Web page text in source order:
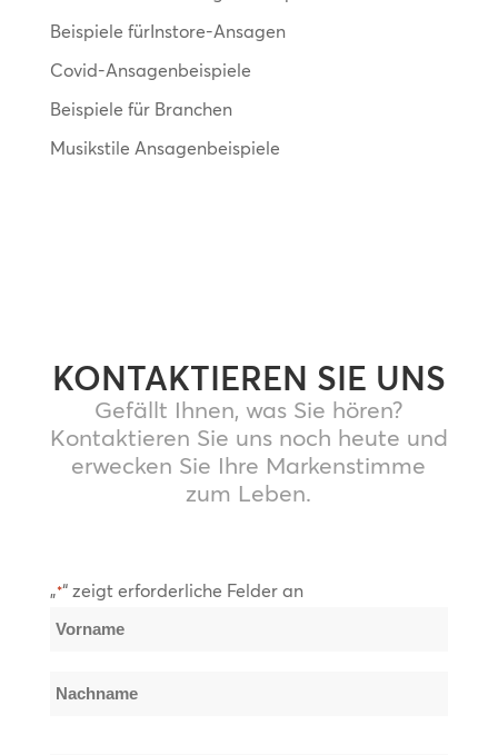
Beispiele fürInstore-Ansagen
Covid-Ansagenbeispiele
Beispiele für Branchen
Musikstile Ansagenbeispiele
KONTAKTIEREN SIE UNS
Gefällt Ihnen, was Sie hören?
Kontaktieren Sie uns noch heute und
erwecken Sie Ihre Markenstimme
zum Leben.
„*“ zeigt erforderliche Felder an
Name
Vorname